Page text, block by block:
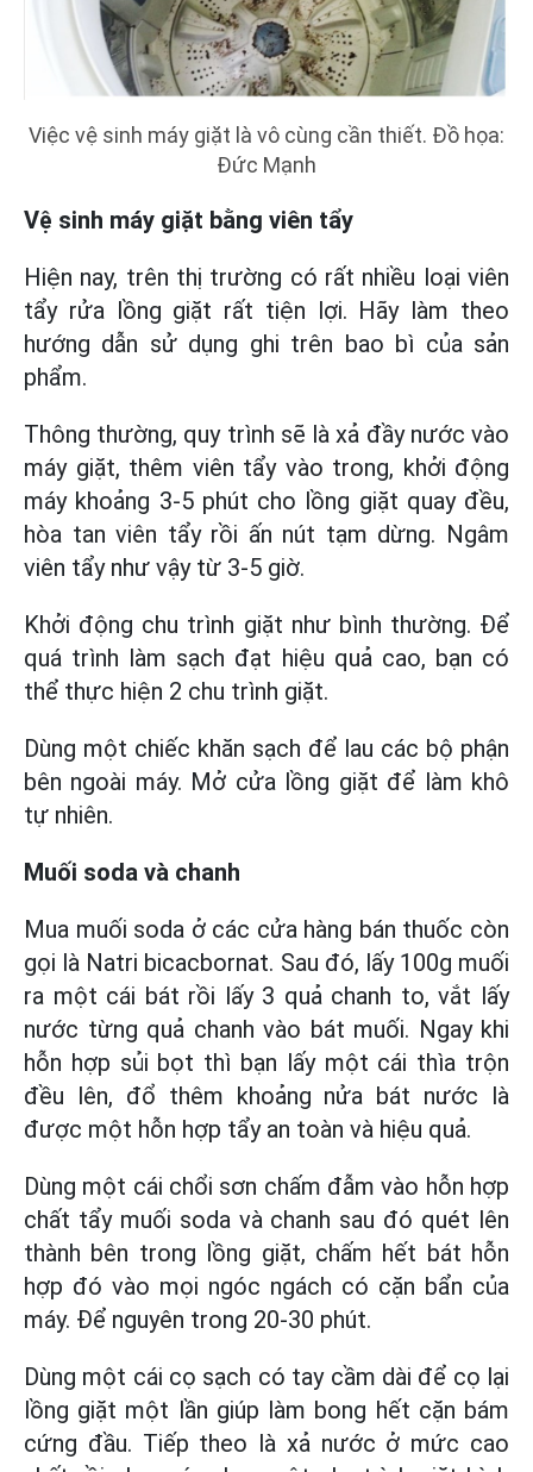
Việc vệ sinh máy giặt là vô cùng cần thiết. Đồ họa:
Đức Mạnh
Vệ sinh máy giặt bằng viên tẩy
Hiện nay, trên thị trường có rất nhiều loại viên
tẩy rửa lồng giặt rất tiện lợi. Hãy làm theo
hướng dẫn sử dụng ghi trên bao bì của sản
phẩm.
Thông thường, quy trình sẽ là xả đầy nước vào
máy giặt, thêm viên tẩy vào trong, khởi động
máy khoảng 3-5 phút cho lồng giặt quay đều,
hòa tan viên tẩy rồi ấn nút tạm dừng. Ngâm
viên tẩy như vậy từ 3-5 giờ.
Khởi động chu trình giặt như bình thường. Để
quá trình làm sạch đạt hiệu quả cao, bạn có
thể thực hiện 2 chu trình giặt.
Dùng một chiếc khăn sạch để lau các bộ phận
bên ngoài máy. Mở cửa lồng giặt để làm khô
tự nhiên.
Muối soda và chanh
Mua muối soda ở các cửa hàng bán thuốc còn
gọi là Natri bicacbornat. Sau đó, lấy 100g muối
ra một cái bát rồi lấy 3 quả chanh to, vắt lấy
nước từng quả chanh vào bát muối. Ngay khi
hỗn hợp sủi bọt thì bạn lấy một cái thìa trộn
đều lên, đổ thêm khoảng nửa bát nước là
được một hỗn hợp tẩy an toàn và hiệu quả.
Dùng một cái chổi sơn chấm đẫm vào hỗn hợp
chất tẩy muối soda và chanh sau đó quét lên
thành bên trong lồng giặt, chấm hết bát hỗn
hợp đó vào mọi ngóc ngách có cặn bẩn của
máy. Để nguyên trong 20-30 phút.
Dùng một cái cọ sạch có tay cầm dài để cọ lại
lồng giặt một lần giúp làm bong hết cặn bám
cứng đầu. Tiếp theo là xả nước ở mức cao